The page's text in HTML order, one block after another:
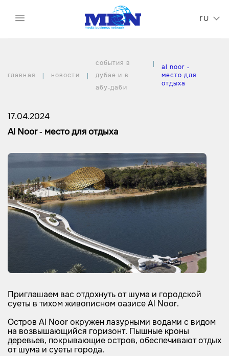
ru
главная новости
события в
дубае и в
абу-даби
al noor -
место для
отдыха
17.04.2024
Al Noor - место для отдыха
Приглашаем вас отдохнуть от шума и городской
суеты в тихом живописном оазисе Al Noor.
Остров Al Noor окружен лазурными водами с видом
на возвышающийся горизонт. Пышные кроны
деревьев, покрывающие остров, обеспечивают отдых
от шума и суеты города.